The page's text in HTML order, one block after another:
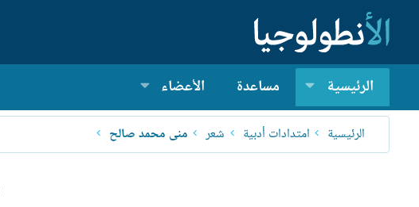
الرئيسية مساعدة الأعضاء
الرئيسية امتدادات أدبية شعر منى محمد صالح